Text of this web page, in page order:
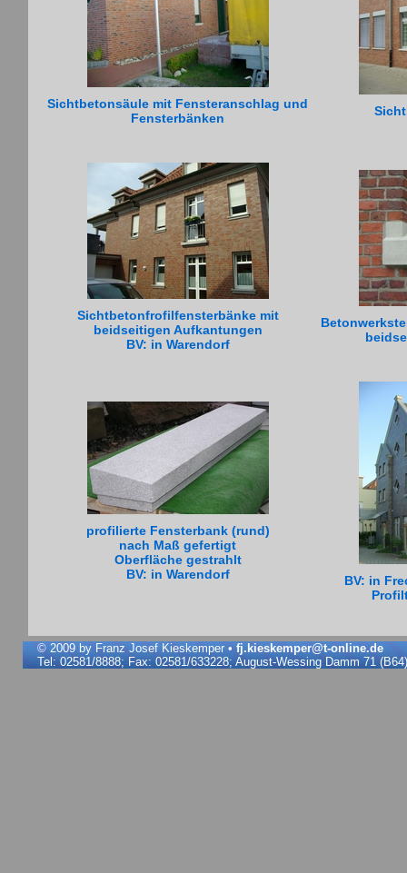
Sichtbetonsäule mit Fensteranschlag und
Fensterbänken
Sichtbetonfrofilfensterbänke mit
beidseitigen Aufkantungen
BV: in Warendorf
profilierte Fensterbank (rund)
nach Maß gefertigt
Oberfläche gestrahlt
BV: in Warendorf
BV: in
© 2009 by Franz Josef Kieskemper • fj.kieskemper@t-online.de
Tel: 02581/8888; Fax: 02581/633228; August-Wessing Damm 71